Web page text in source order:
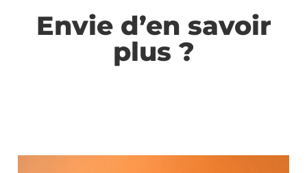
Envie d’en savoir
plus ?